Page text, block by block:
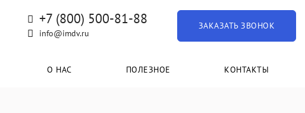
+7 (800) 500-81-88
info@imdv.ru
ЗАКАЗАТЬ ЗВОНОК
О НАС ПОЛЕЗНОЕ КОНТАКТЫ